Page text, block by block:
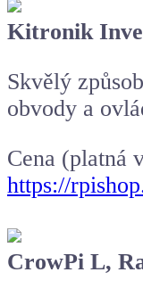
Kitronik
Skvělý
obvody a
Cena (platná
https://
CrowPi L,